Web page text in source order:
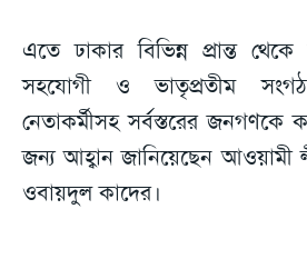
এতে ঢাকার বিভিন্ন প্রান্ত
সহযোগী ও ভাতৃপ্রতীম
নেতাকর্মীসহ সর্বস্তরের জনগণকে
জন্য আহ্বান জানিয়েছেন আওয়ামী
ওবায়দুল কাদের।